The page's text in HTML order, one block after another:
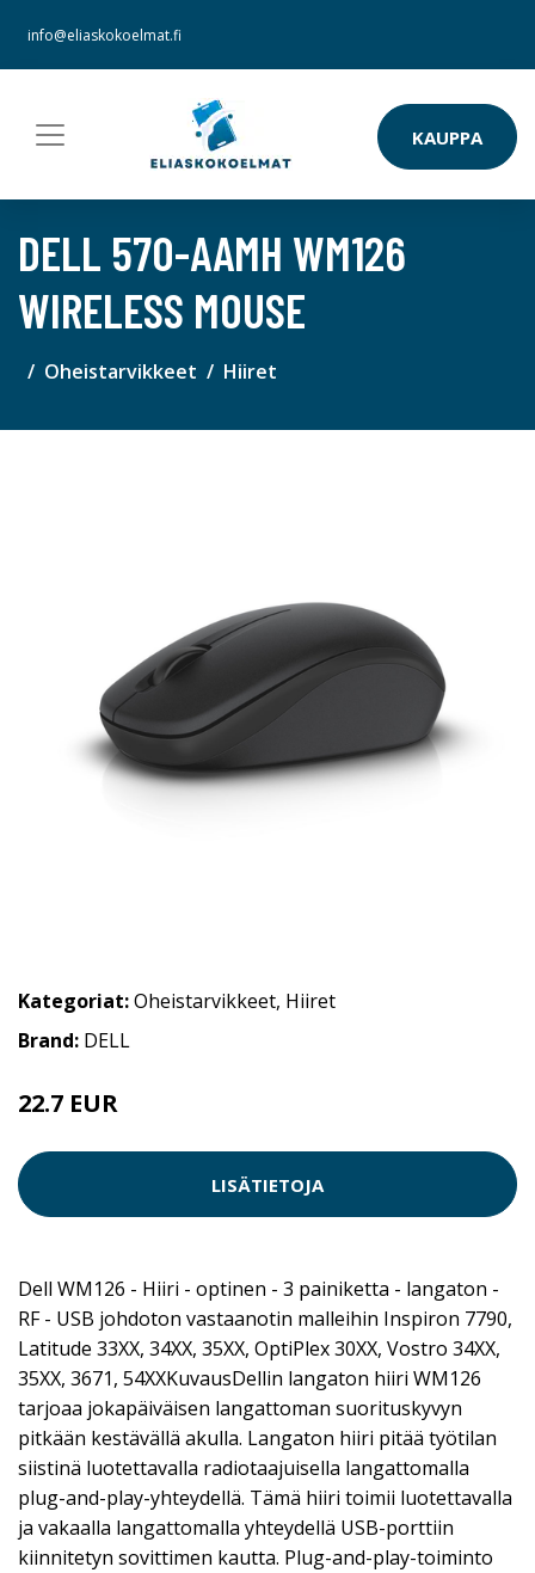
info@eliaskokoelmat.fi
KAUPPA
DELL 570-AAMH WM126
WIRELESS MOUSE
Oheistarvikkeet Hiiret
Kategoriat:Oheistarvikkeet, Hiiret
Brand: DELL
22.7 EUR
LISÄTIETOJA
Dell WM126 - Hiiri - optinen - 3 painiketta - langaton -
RF - USB johdoton vastaanotin malleihin Inspiron 7790,
Latitude 33XX, 34XX, 35XX, OptiPlex 30XX, Vostro 34XX,
35XX, 3671, 54XXKuvausDellin langaton hiiri WM126
tarjoaa jokapäiväisen langattoman suorituskyvyn
pitkään kestävällä akulla. Langaton hiiri pitää työtilan
siistinä luotettavalla radiotaajuisella langattomalla
plug-and-play-yhteydellä. Tämä hiiri toimii luotettavalla
ja vakaalla langattomalla yhteydellä USB-porttiin
kiinnitetyn sovittimen kautta. Plug-and-play-toiminto